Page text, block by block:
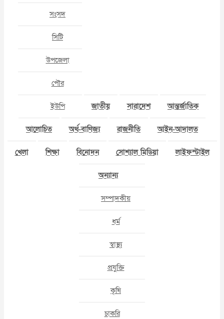
সংসদ
সিটি
উপজেলা
পৌর
ইউপি জাতীয় সারাদেশ আন্তর্জাতিক
আলোচিত অর্থ-বাণিজ্য রাজনীতি আইন-আদালত
খেলা শিক্ষা বিনোদন সোশ্যাল মিডিয়া লাইফস্টাইল
অন্যান্য
সম্পাদকীয়
ধর্ম
স্বাস্থ্য
প্রযুক্তি
কৃষি
চাকরি